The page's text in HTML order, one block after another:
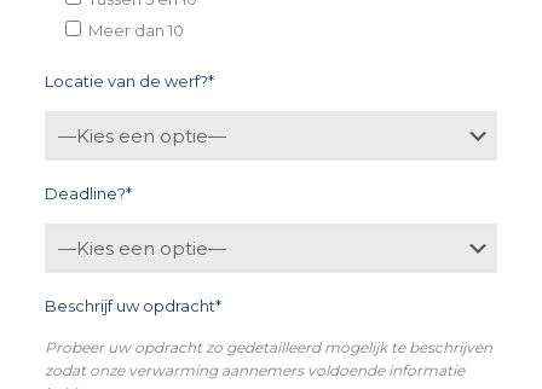
Meer dan 10
Locatie van de werf?*
Deadline?*
Beschrijf uw opdracht*
Probeer uw opdracht zo gedetailleerd mogelijk te beschrijven
zodat onze verwarming aannemers voldoende informatie